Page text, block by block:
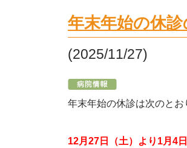
年末年始の休
(2025/11/27)
年末年始の休診は次のと
12月27日（土）より1月4